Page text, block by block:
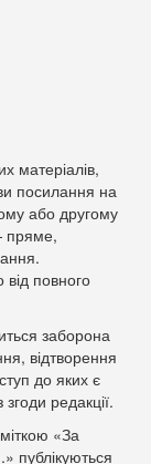
матеріалів,
посилання на
або другому
пряме,
повного
заборона
відтворення
до яких є
редакції.
«За
публікуються